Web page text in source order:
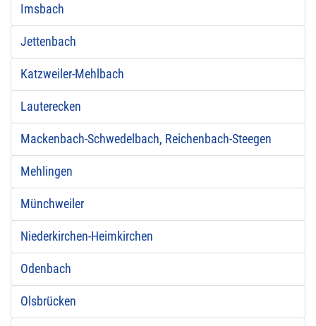
Imsbach
Jettenbach
Katzweiler-Mehlbach
Lauterecken
Mackenbach-Schwedelbach, Reichenbach-Steegen
Mehlingen
Münchweiler
Niederkirchen-Heimkirchen
Odenbach
Olsbrücken